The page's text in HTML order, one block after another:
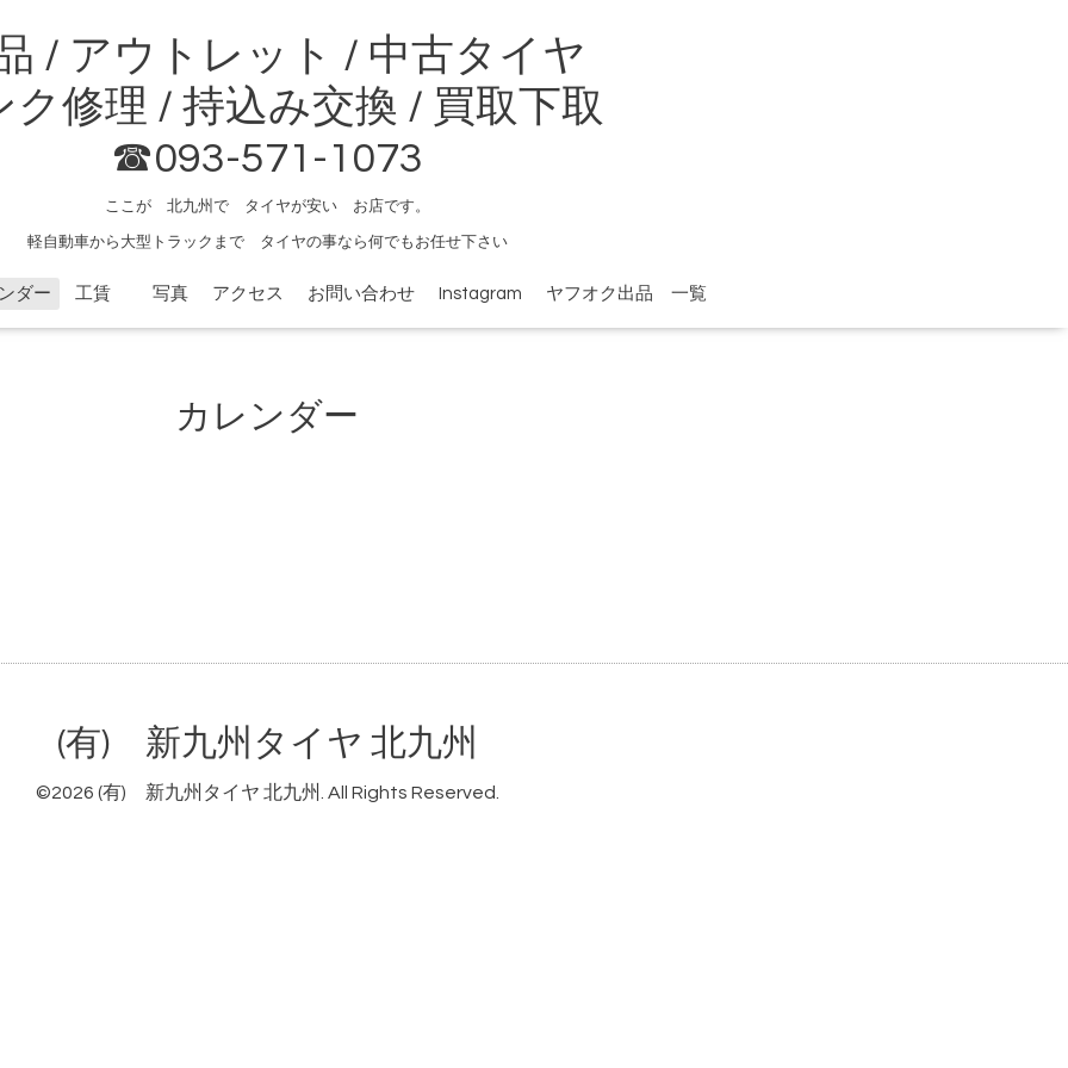
/ アウトレット / 中古タイヤ
ク修理 / 持込み交換 / 買取下取
☎093-571-1073
ここが 北九州で タイヤが安い お店です。
軽自動車から大型トラックまで タイヤの事なら何でもお任せ下さい
ダー 工賃 写真 アクセス お問い合わせ Instagram ヤフオク出品 一覧
カレンダー
(有) 新九州タイヤ 北九州
©2026 (有) 新九州タイヤ 北九州. All Rights Reserved.